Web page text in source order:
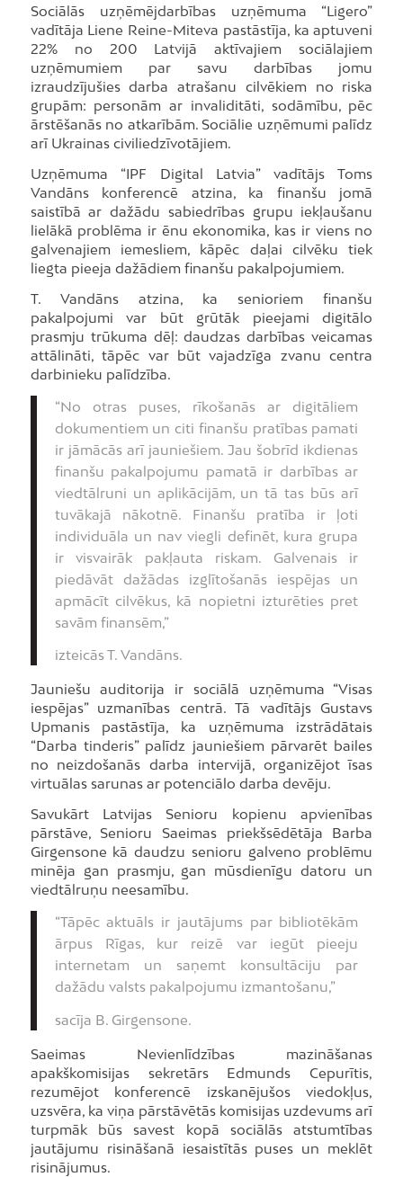
Sociālās uzņēmējdarbības uzņēmuma “Ligero”
vadītāja Liene Reine-Miteva pastāstīja, ka aptuveni
22% no 200 Latvijā aktīvajiem sociālajiem
uzņēmumiem par savu darbības jomu
izraudzījušies darba atrašanu cilvēkiem no riska
grupām: personām ar invaliditāti, sodāmību, pēc
ārstēšanās no atkarībām. Sociālie uzņēmumi palīdz
arī Ukrainas civiliedzīvotājiem.
Uzņēmuma “IPF Digital Latvia” vadītājs Toms
Vandāns konferencē atzina, ka finanšu jomā
saistībā ar dažādu sabiedrības grupu iekļaušanu
lielākā problēma ir ēnu ekonomika, kas ir viens no
galvenajiem iemesliem, kāpēc daļai cilvēku tiek
liegta pieeja dažādiem finanšu pakalpojumiem.
T. Vandāns atzina, ka senioriem finanšu
pakalpojumi var būt grūtāk pieejami digitālo
prasmju trūkuma dēļ: daudzas darbības veicamas
attālināti, tāpēc var būt vajadzīga zvanu centra
darbinieku palīdzība.
“No otras puses, rīkošanās ar digitāliem
dokumentiem un citi finanšu pratības pamati
ir jāmācās arī jauniešiem. Jau šobrīd ikdienas
finanšu pakalpojumu pamatā ir darbības ar
viedtālruni un aplikācijām, un tā tas būs arī
tuvākajā nākotnē. Finanšu pratība ir ļoti
individuāla un nav viegli definēt, kura grupa
ir visvairāk pakļauta riskam. Galvenais ir
piedāvāt dažādas izglītošanās iespējas un
apmācīt cilvēkus, kā nopietni izturēties pret
savām finansēm,”
izteicās T. Vandāns.
Jauniešu auditorija ir sociālā uzņēmuma “Visas
iespējas” uzmanības centrā. Tā vadītājs Gustavs
Upmanis pastāstīja, ka uzņēmuma izstrādātais
“Darba tinderis” palīdz jauniešiem pārvarēt bailes
no neizdošanās darba intervijā, organizējot īsas
virtuālas sarunas ar potenciālo darba devēju.
Savukārt Latvijas Senioru kopienu apvienības
pārstāve, Senioru Saeimas priekšsēdētāja Barba
Girgensone kā daudzu senioru galveno problēmu
minēja gan prasmju, gan mūsdienīgu datoru un
viedtālruņu neesamību.
“Tāpēc aktuāls ir jautājums par bibliotēkām
ārpus Rīgas, kur reizē var iegūt pieeju
internetam un saņemt konsultāciju par
dažādu valsts pakalpojumu izmantošanu,”
sacīja B. Girgensone.
Saeimas Nevienlīdzības mazināšanas
apakškomisijas sekretārs Edmunds Cepurītis,
rezumējot konferencē izskanējušos viedokļus,
uzsvēra, ka viņa pārstāvētās komisijas uzdevums arī
turpmāk būs savest kopā sociālās atstumtības
jautājumu risināšanā iesaistītās puses un meklēt
risinājumus.